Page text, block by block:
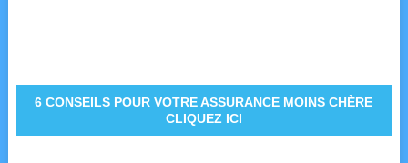
6 CONSEILS POUR VOTRE ASSURANCE MOINS CHÈRE
CLIQUEZ ICI